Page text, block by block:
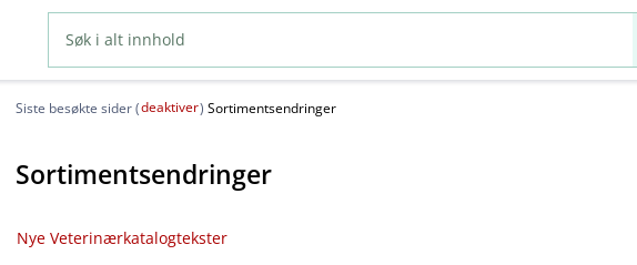
Siste besøkte sider (deaktiver) Sortimentsendringer
Sortimentsendringer
Nye Veterinærkatalogtekster